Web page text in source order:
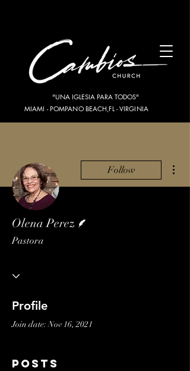
"UNA IGLESIA PARA TODOS"
MIAMI - POMPANO BEACH,FL - VIRGINIA
Follow
Olena Perez
Pastora
Profile
Join date: Nov 16, 2021
Posts